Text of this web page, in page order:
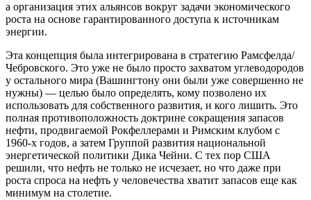
а организация этих альянсов вокруг задачи экономического
роста на основе гарантированного доступа к источникам
энергии.
Эта концепция была интегрирована в стратегию Рамсфелда/
Чебровского. Это уже не было просто захватом углеводородов
у остального мира (Вашингтону они были уже совершенно не
нужны) — целью было определять, кому позволено их
использовать для собственного развития, и кого лишить. Это
полная противоположность доктрине сокращения запасов
нефти, продвигаемой Рокфеллерами и Римским клубом с
1960-х годов, а затем Группой развития национальной
энергетической политики Дика Чейни. С тех пор США
решили, что нефть не только не исчезает, но что даже при
роста спроса на нефть у человечества хватит запасов еще как
минимум на столетие.